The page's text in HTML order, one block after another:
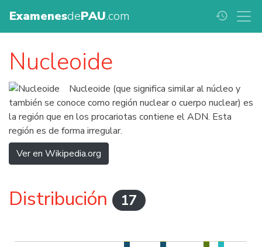
ExamenesdePAU.com history
Nucleoide
Nucleoide (que significa similar al núcleo y
también se conoce como región nuclear o cuerpo nuclear) es
la región que en los procariotas contiene el ADN. Esta
región es de forma irregular.
Ver en Wikipedia.org
Distribución 17